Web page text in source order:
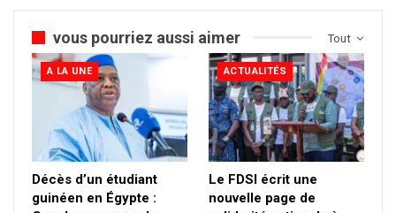
Tout
vous pourriez aussi aimer
A LA UNE
Décès d’un étudiant
guinéen en Égypte :
ACTUALITÉS
Le FDSI écrit une
nouvelle page de